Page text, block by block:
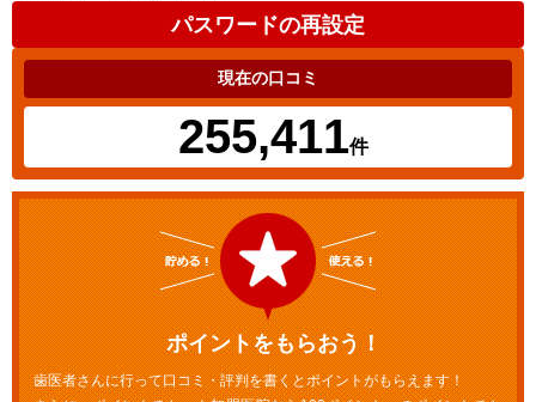
現在の口コミ
255,411件
ポイントをもらおう！
歯医者さんに行って口コミ・評判を書くとポイントがもらえます！